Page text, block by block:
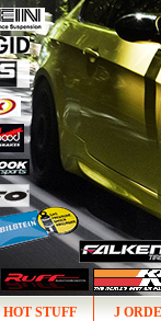
HOT STUFF J